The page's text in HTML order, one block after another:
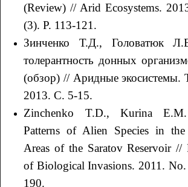
(Review) // Arid Ecosystems.
(3). P. 113-121.
Зинченко Т.Д., Головатюк
толерантность донных
(обзор) // Аридные
2013. С. 5-15.
Zinchenko T.D., Kurina E.M.
Patterns of Alien Species in
Areas of the Saratov Reservoir //
of Biological Invasions. 2011.
190.